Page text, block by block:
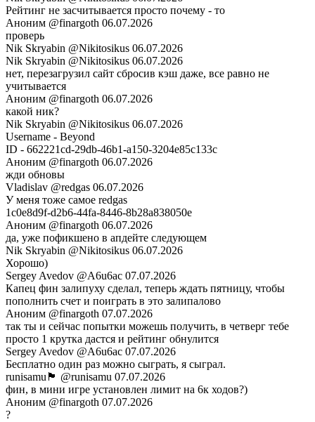
Рейтинг не засчитывается просто почему - то
Аноним @finargoth 06.07.2026
проверь
Nik Skryabin @Nikitosikus 06.07.2026
Nik Skryabin @Nikitosikus 06.07.2026
нет, перезагрузил сайт сбросив кэш даже, все равно не
учитывается
Аноним @finargoth 06.07.2026
какой ник?
Nik Skryabin @Nikitosikus 06.07.2026
Username - Beyond
ID - 662221cd-29db-46b1-a150-3204e85c133c
Аноним @finargoth 06.07.2026
жди обновы
Vladislav @redgas 06.07.2026
У меня тоже самое redgas
1c0e8d9f-d2b6-44fa-8446-8b28a838050e
Аноним @finargoth 06.07.2026
да, уже пофикшено в апдейте следующем
Nik Skryabin @Nikitosikus 06.07.2026
Хорошо)
Sergey Avedov @A6u6ac 07.07.2026
Капец фин залипуху сделал, теперь ждать пятницу, чтобы
пополнить счет и поиграть в это залипалово
Аноним @finargoth 07.07.2026
так ты и сейчас попытки можешь получить, в четверг тебе
просто 1 крутка дастся и рейтинг обнулится
Sergey Avedov @A6u6ac 07.07.2026
Бесплатно один раз можно сыграть, я сыграл.
runisamu🏴 @runisamu 07.07.2026
фин, в мини игре установлен лимит на 6к ходов?)
Аноним @finargoth 07.07.2026
?